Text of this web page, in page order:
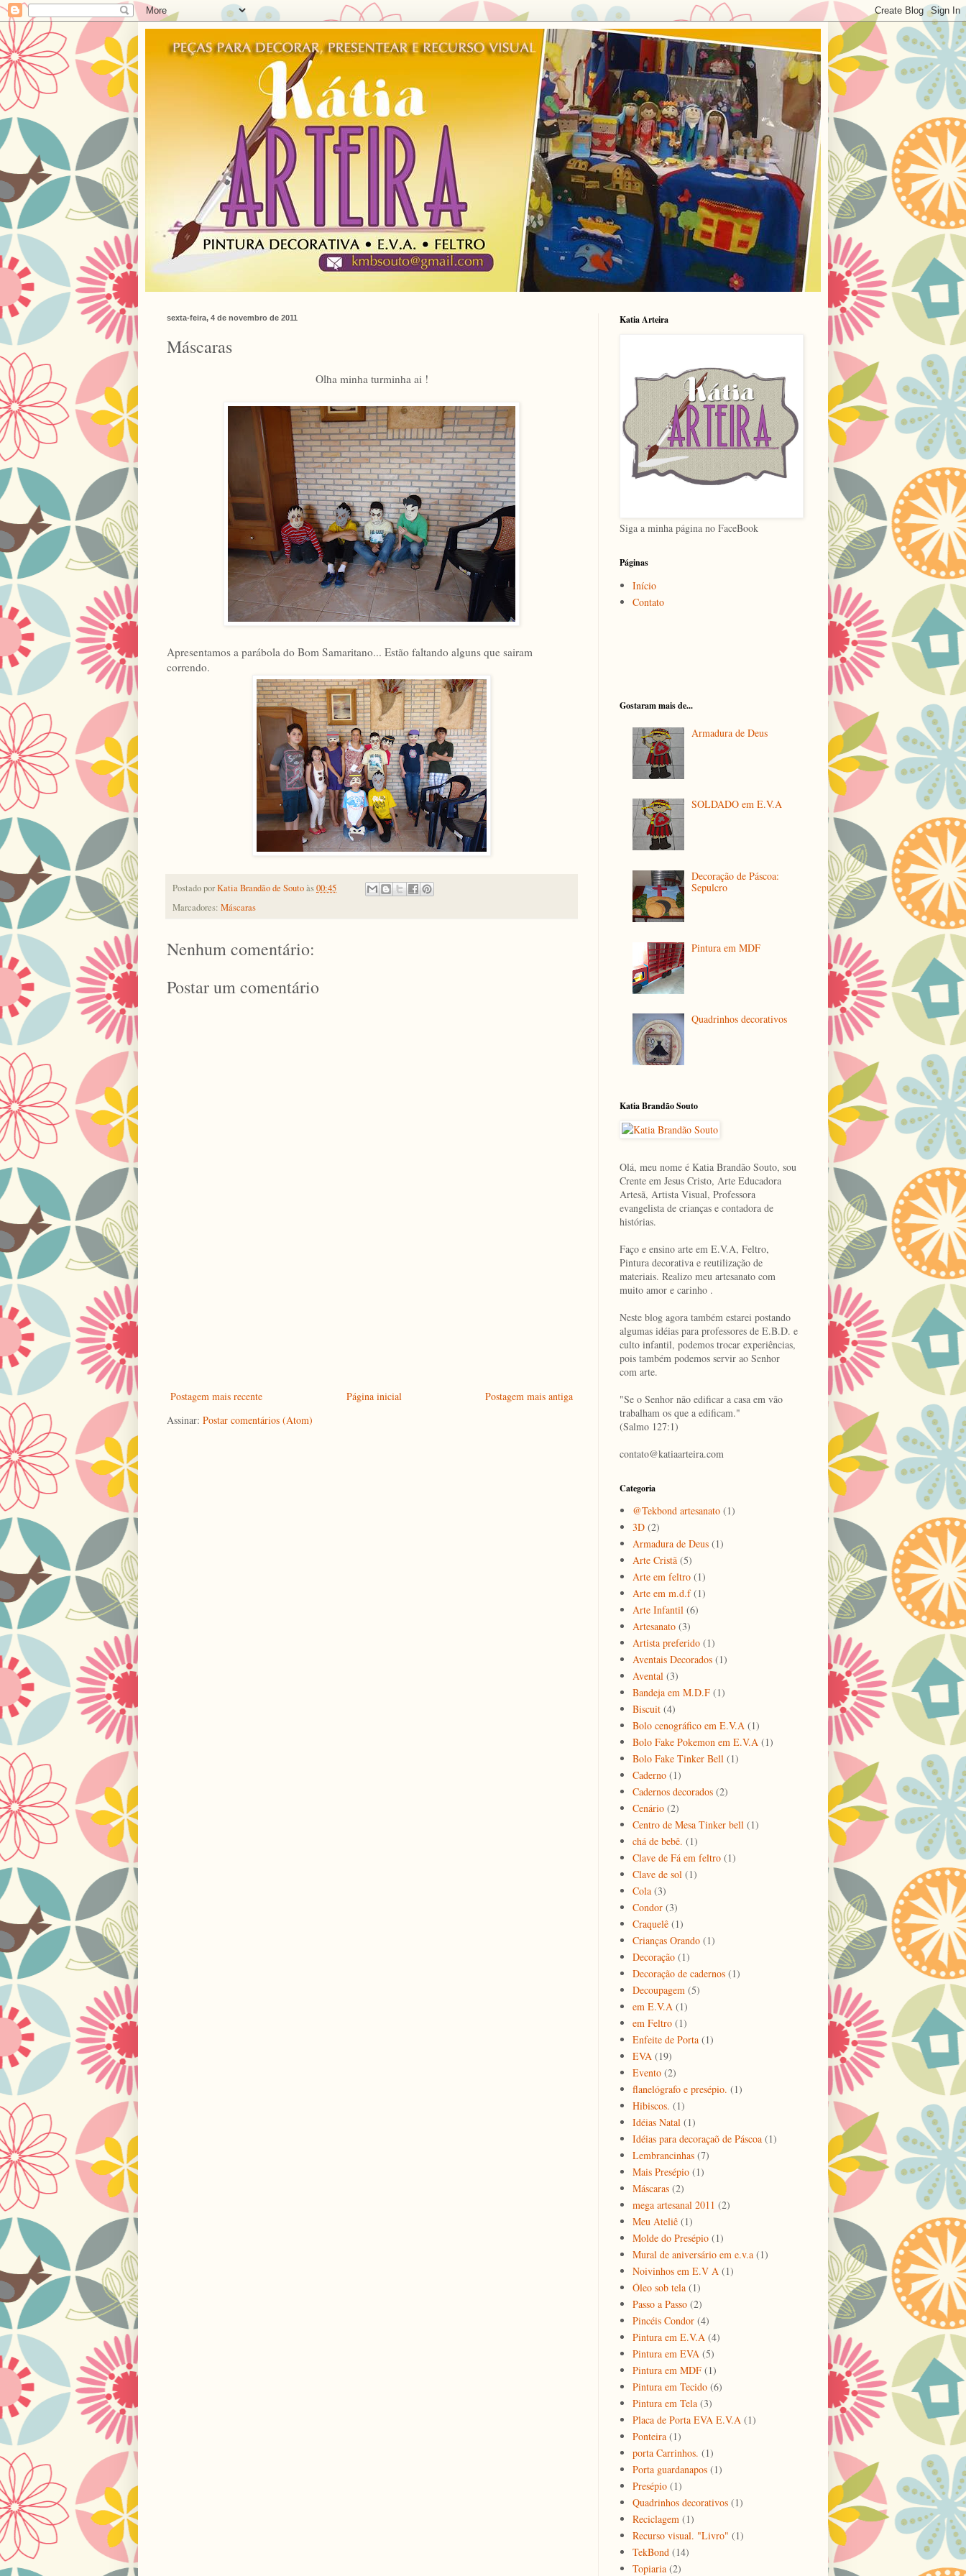
sexta-feira, 4 de novembro de 2011
Máscaras
Olha minha turminha ai !
Apresentamos a parábola do Bom Samaritano... Estão faltando alguns que sairam
correndo.
Postado porKatia Brandão de Soutoàs00:45
Marcadores: Máscaras
Nenhum comentário:
Postar um comentário
Postagem mais recente Postagem mais antiga
Página inicial
Assinar: Postar comentários (Atom)
Katia Arteira
Siga a minha página no FaceBook
Páginas
Início
Contato
Gostaram mais de...
Armadura de Deus
SOLDADO em E.V.A
Decoração de Páscoa:
Sepulcro
Pintura em MDF
Quadrinhos decorativos
Katia Brandão Souto
Olá, meu nome é Katia Brandão Souto, sou
Crente em Jesus Cristo, Arte Educadora
Artesã, Artista Visual, Professora
evangelista de crianças e contadora de
histórias.
Faço e ensino arte em E.V.A, Feltro,
Pintura decorativa e reutilização de
materiais. Realizo meu artesanato com
muito amor e carinho .
Neste blog agora também estarei postando
algumas idéias para professores de E.B.D. e
culto infantil, podemos trocar experiências,
pois também podemos servir ao Senhor
com arte.
"Se o Senhor não edificar a casa em vão
trabalham os que a edificam."
(Salmo 127:1)
contato@katiaarteira.com
Categoria
@Tekbond artesanato (1)
3D (2)
Armadura de Deus (1)
Arte Cristã (5)
Arte em feltro (1)
Arte em m.d.f (1)
Arte Infantil (6)
Artesanato (3)
Artista preferido (1)
Aventais Decorados (1)
Avental (3)
Bandeja em M.D.F (1)
Biscuit (4)
Bolo cenográfico em E.V.A (1)
Bolo Fake Pokemon em E.V.A (1)
Bolo Fake Tinker Bell (1)
Caderno (1)
Cadernos decorados (2)
Cenário (2)
Centro de Mesa Tinker bell (1)
chá de bebê. (1)
Clave de Fá em feltro (1)
Clave de sol (1)
Cola (3)
Condor (3)
Craquelê (1)
Crianças Orando (1)
Decoração (1)
Decoração de cadernos (1)
Decoupagem (5)
em E.V.A (1)
em Feltro (1)
Enfeite de Porta (1)
EVA (19)
Evento (2)
flanelógrafo e presépio. (1)
Hibiscos. (1)
Idéias Natal (1)
Idéias para decoraçaõ de Páscoa (1)
Lembrancinhas (7)
Mais Presépio (1)
Máscaras (2)
mega artesanal 2011 (2)
Meu Ateliê (1)
Molde do Presépio (1)
Mural de aniversário em e.v.a (1)
Noivinhos em E.V A (1)
Óleo sob tela (1)
Passo a Passo (2)
Pincéis Condor (4)
Pintura em E.V.A (4)
Pintura em EVA (5)
Pintura em MDF (1)
Pintura em Tecido (6)
Pintura em Tela (3)
Placa de Porta EVA E.V.A (1)
Ponteira (1)
porta Carrinhos. (1)
Porta guardanapos (1)
Presépio (1)
Quadrinhos decorativos (1)
Reciclagem (1)
Recurso visual. "Livro" (1)
TekBond (14)
Topiaria (2)